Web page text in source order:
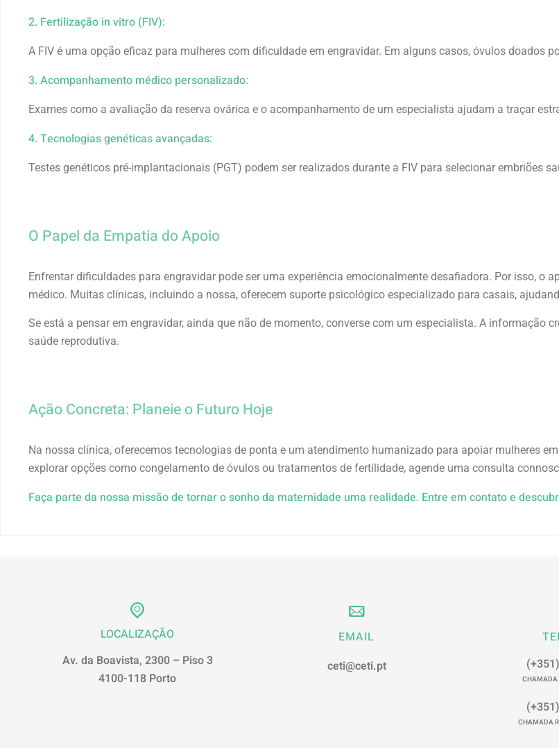
2. Fertilização in vitro (FIV):
A FIV é uma opção eficaz para mulheres com dificuldade em engravidar. Em alguns casos, óvulos doados
3. Acompanhamento médico personalizado:
Exames como a avaliação da reserva ovárica e o acompanhamento de um especialista ajudam a traçar
4. Tecnologias genéticas avançadas:
Testes genéticos pré-implantacionais (PGT) podem ser realizados durante a FIV para selecionar embriões
O Papel da Empatia do Apoio
Enfrentar dificuldades para engravidar pode ser uma experiência emocionalmente desafiadora. Por isso,
médico. Muitas clínicas, incluindo a nossa, oferecem suporte psicológico especializado para casais,
Se está a pensar em engravidar, ainda que não de momento, converse com um especialista. A informação
saúde reprodutiva.
Ação Concreta: Planeie o Futuro Hoje
Na nossa clínica, oferecemos tecnologias de ponta e um atendimento humanizado para apoiar mulheres
explorar opções como congelamento de óvulos ou tratamentos de fertilidade, agende uma consulta
Faça parte da nossa missão de tornar o sonho da maternidade uma realidade. Entre em contato e
LOCALIZAÇÃO
Av. da Boavista, 2300 – Piso 3
4100-118 Porto
EMAIL
ceti@ceti.pt
CHAMADA
CHAMADA